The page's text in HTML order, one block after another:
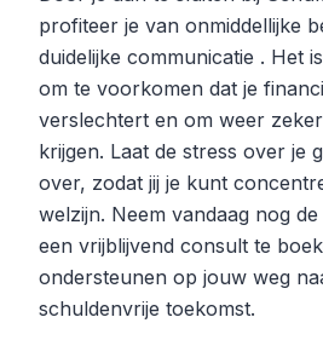
profiteer je van onmiddellijke
duidelijke communicatie . Het
om te voorkomen dat je
verslechtert en om weer
krijgen. Laat de stress over je
over, zodat jij je kunt
welzijn. Neem vandaag nog
een vrijblijvend consult te
ondersteunen op jouw weg
schuldenvrije toekomst.